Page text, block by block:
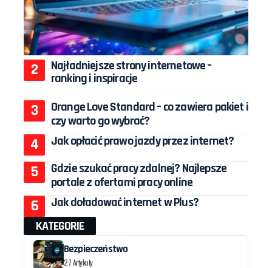
Najładniejsze strony internetowe –
ranking i inspiracje
Orange Love Standard – co zawiera pakiet i
czy warto go wybrać?
Jak opłacić prawo jazdy przez internet?
Gdzie szukać pracy zdalnej? Najlepsze
portale z ofertami pracy online
Jak doładować internet w Plus?
KATEGORIE
Bezpieczeństwo
27 Artykuły